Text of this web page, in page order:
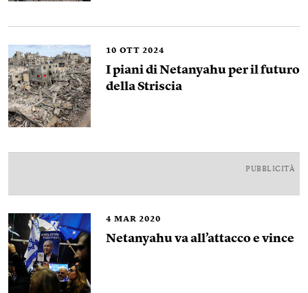
10 OTT 2024
I piani di Netanyahu per il futuro
della Striscia
PUBBLICITÀ
4 MAR 2020
Netanyahu va all’attacco e vince